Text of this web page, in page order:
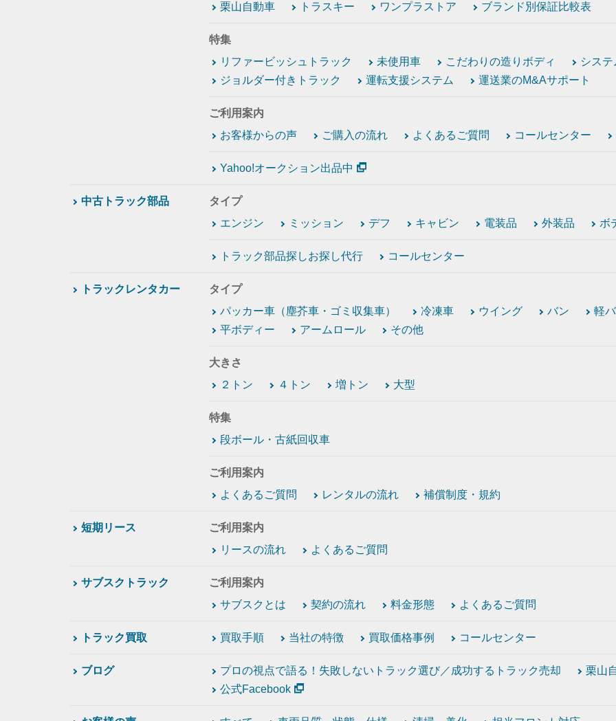
栗山自動車
トラスキー ワンプラストア ブランド別保証比較表
特集
リファービッシュトラック
未使用車 こだわりの造りボディ
シス
ジョルダー付きトラック
運転支援システム 運送業のM&Aサポート
ご利用案内
お客様からの声
ご購入の流れ よくあるご質問 コールセンター
Yahoo!オークション出品中
中古トラック部品
タイプ
エンジン
ミッション デフ キャビン 電装品 外装品 ボ
トラック部品探しお探し代行 コールセンター
トラックレンタカー
タイプ
パッカー車（塵芥車・ゴミ収集車）
冷凍車 ウイング バン 軽
平ボディー
アームロール その他
大きさ
２トン
４トン 増トン 大型
特集
段ボール・古紙回収車
ご利用案内
よくあるご質問
レンタルの流れ 補償制度・規約
短期リース
ご利用案内
リースの流れ
よくあるご質問
サブスクトラック
ご利用案内
サブスクとは
契約の流れ 料金形態 よくあるご質問
トラック買取 買取手順 当社の特徴 買取価格事例 コールセンター
ブログ プロの視点で語る！失敗しないトラック選び／成功するトラック売却 栗山
公式Facebook